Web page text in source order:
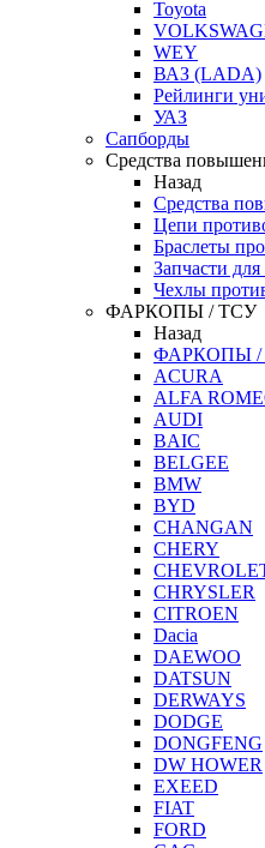
Toyota
WEY
ВАЗ (LADA)
Рейлинги
УАЗ
Сапборды
Средства
Назад
Средства
Цепи
Браслеты
Запчасти
Чехлы
ФАРКОПЫ / ТСУ
Назад
ФАРКОПЫ /
ACURA
ALFA
AUDI
BAIC
BELGEE
BMW
BYD
CHANGAN
CHERY
CHRYSLER
CITROEN
Dacia
DAEWOO
DATSUN
DERWAYS
DODGE
DONGFENG
DW HOWER
EXEED
FIAT
FORD